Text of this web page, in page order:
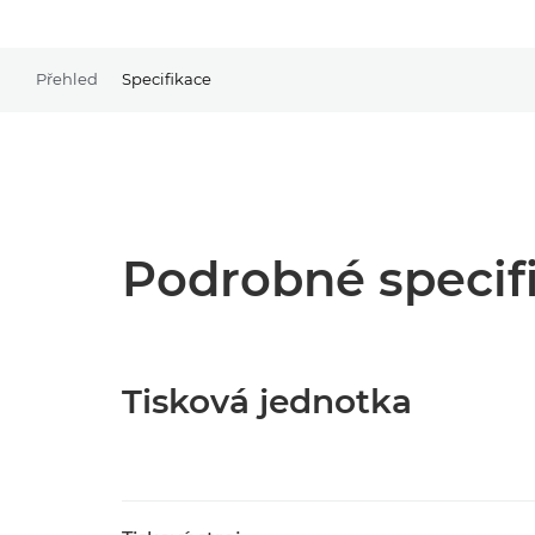
Přehled Specifikace
Podrobné
Tisková jednotka